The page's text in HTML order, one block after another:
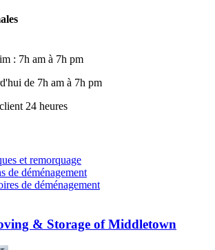
: 7h am à 7h pm
de 7h am à 7h pm
24 heures
et remorquage
de déménagement
de déménagement
& Storage of Middletown